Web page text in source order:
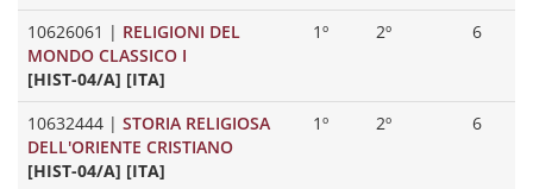
10626061 | RELIGIONI DEL
MONDO CLASSICO I
[HIST-04/A] [ITA]
1º 2º 6
10632444 | STORIA RELIGIOSA
DELL'ORIENTE CRISTIANO
[HIST-04/A] [ITA]
1º 2º 6